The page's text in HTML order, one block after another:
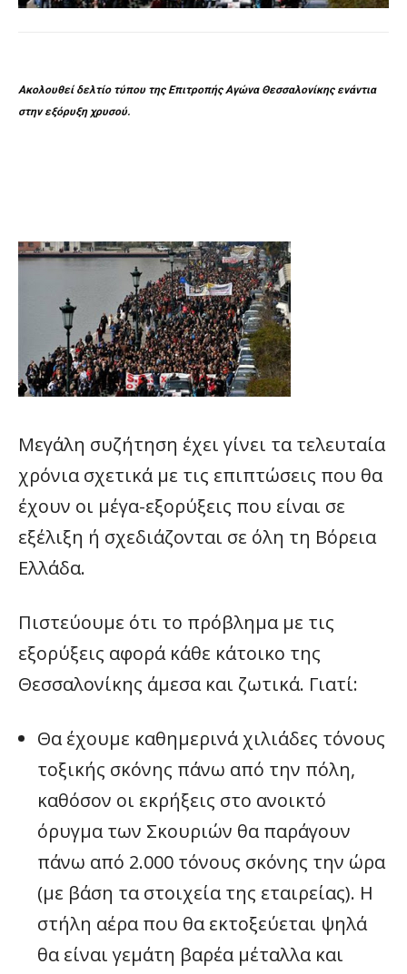
Ακολουθεί δελτίο τύπου της Επιτροπής Αγώνα Θεσσαλονίκης ενάντια
στην εξόρυξη χρυσού.
Μεγάλη συζήτηση έχει γίνει τα τελευταία
χρόνια σχετικά με τις επιπτώσεις που θα
έχουν οι μέγα-εξορύξεις που είναι σε
εξέλιξη ή σχεδιάζονται σε όλη τη Βόρεια
Ελλάδα.
Πιστεύουμε ότι το πρόβλημα με τις
εξορύξεις αφορά κάθε κάτοικο της
Θεσσαλονίκης άμεσα και ζωτικά. Γιατί:
Θα έχουμε καθημερινά χιλιάδες τόνους
τοξικής σκόνης πάνω από την πόλη,
καθόσον οι εκρήξεις στο ανοικτό
όρυγμα των Σκουριών θα παράγουν
πάνω από 2.000 τόνους σκόνης την ώρα
(με βάση τα στοιχεία της εταιρείας). Η
στήλη αέρα που θα εκτοξεύεται ψηλά
θα είναι γεμάτη βαρέα μέταλλα και